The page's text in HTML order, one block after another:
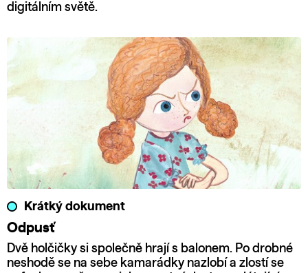
digitálním světě.
Krátký dokument
Odpusť
Dvě holčičky si společně hrají s balonem. Po drobné
neshodě se na sebe kamarádky nazlobí a zlostí se